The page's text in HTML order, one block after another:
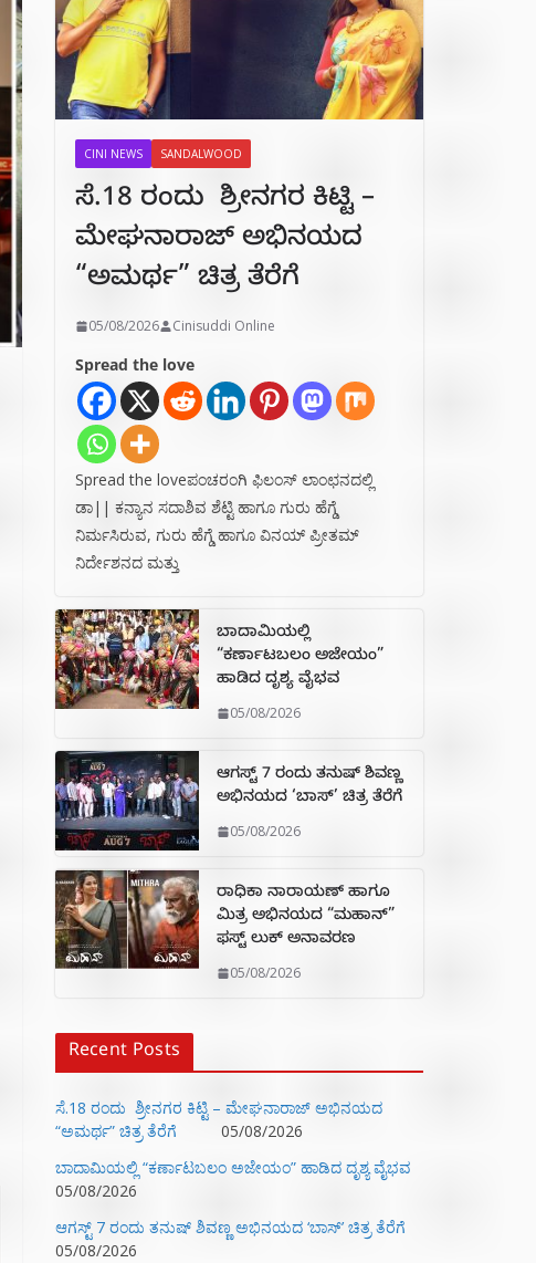
CINI NEWS SANDALWOOD
ಸೆ.18 ರಂದು ಶ್ರೀನಗರ ಕಿಟ್ಟಿ –
ಮೇಘನಾರಾಜ್ ಅಭಿನಯದ
“ಅಮರ್ಥ” ಚಿತ್ರ ತೆರೆಗೆ
05/08/2026 Cinisuddi Online
Spread the love
Spread the loveಪಂಚರಂಗಿ ಫಿಲಂಸ್ ಲಾಂಛನದಲ್ಲಿ
ಡಾ|| ಕನ್ಯಾನ ಸದಾಶಿವ ಶೆಟ್ಟಿ ಹಾಗೂ ಗುರು ಹೆಗ್ಡೆ
ನಿರ್ಮಸಿರುವ, ಗುರು ಹೆಗ್ಡೆ ಹಾಗೂ ವಿನಯ್ ಪ್ರೀತಮ್
ನಿರ್ದೇಶನದ ಮತ್ತು
ಬಾದಾಮಿಯಲ್ಲಿ
“ಕರ್ಣಾಟಬಲಂ ಅಜೇಯಂ”
ಹಾಡಿದ ದೃಶ್ಯ ವೈಭವ
05/08/2026
ಆಗಸ್ಟ್ 7 ರಂದು ತನುಷ್ ಶಿವಣ್ಣ
ಅಭಿನಯದ ‘ಬಾಸ್’ ಚಿತ್ರ ತೆರೆಗೆ
05/08/2026
ರಾಧಿಕಾ ನಾರಾಯಣ್ ಹಾಗೂ
ಮಿತ್ರ ಅಭಿನಯದ “ಮಹಾನ್”
ಫಸ್ಟ್ ಲುಕ್ ಅನಾವರಣ
05/08/2026
Recent Posts
ಸೆ.18 ರಂದು ಶ್ರೀನಗರ ಕಿಟ್ಟಿ – ಮೇಘನಾರಾಜ್ ಅಭಿನಯದ
“ಅಮರ್ಥ” ಚಿತ್ರ ತೆರೆಗೆ
05/08/2026
ಬಾದಾಮಿಯಲ್ಲಿ “ಕರ್ಣಾಟಬಲಂ ಅಜೇಯಂ” ಹಾಡಿದ ದೃಶ್ಯ ವೈಭವ
05/08/2026
ಆಗಸ್ಟ್ 7 ರಂದು ತನುಷ್ ಶಿವಣ್ಣ ಅಭಿನಯದ ‘ಬಾಸ್’ ಚಿತ್ರ ತೆರೆಗೆ
05/08/2026